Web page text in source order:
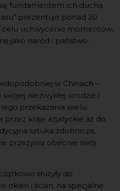
fundamentem ich ducha
prezentuje ponad 20
celu uchwycenie momentów,
jako naród i państwo.
w Chinach –
niezwykłej urodzie i
przekazania wielu
przez kraje azjatyckie aż do
sztuka zdobnicza,
przeżywa obecnie swój
służyły do
okien i ścian, na specjalne